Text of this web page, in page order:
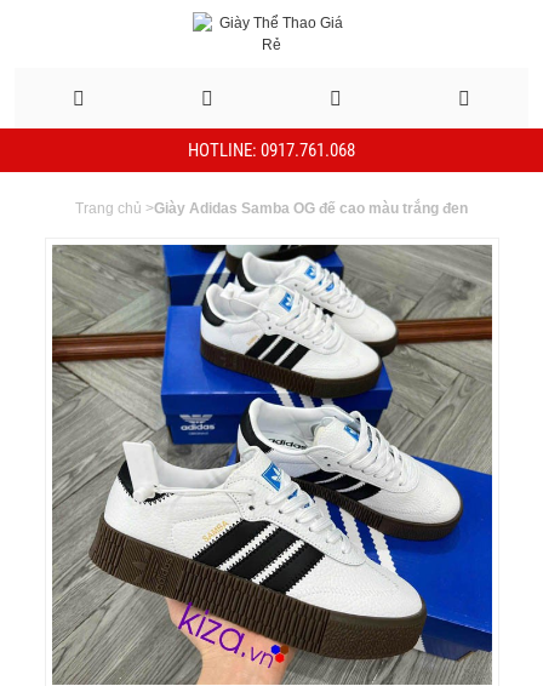
HOTLINE: 0917.761.068
Trang chủ >Giày Adidas Samba OG đế cao màu trắng đen